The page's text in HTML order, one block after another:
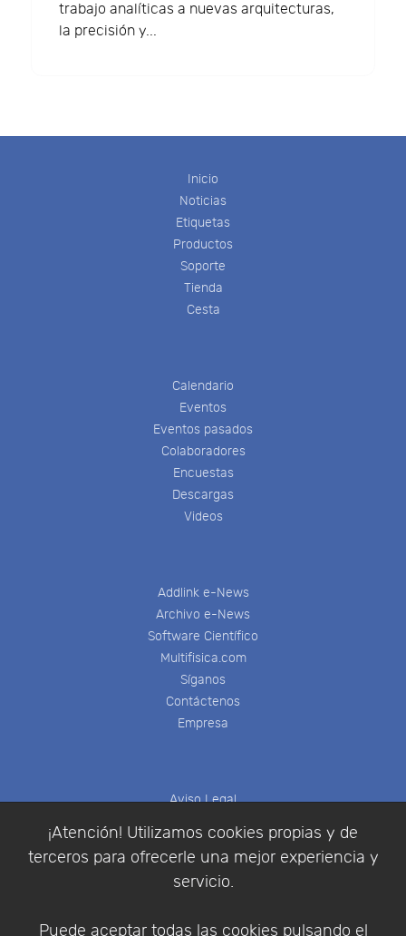
¡Atención! Utilizamos cookies propias y de
terceros para ofrecerle una mejor experiencia y
servicio.
Puede aceptar todas las cookies pulsando el
trabajo analíticas a nuevas arquitecturas,
la precisión y...
Inicio
Noticias
Etiquetas
Productos
Soporte
Tienda
Cesta
Calendario
Eventos
Eventos pasados
Colaboradores
Encuestas
Descargas
Videos
Addlink e-News
Archivo e-News
Software Científico
Multifisica.com
Síganos
Contáctenos
Empresa
Aviso Legal
Política de Privacidad
Condiciones de compra
Identificarse